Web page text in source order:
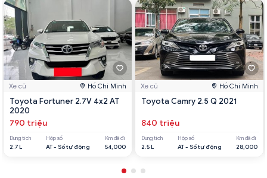
Xe cũ Hồ Chí Minh
Toyota Fortuner 2.7V 4x2 AT
2020
790 triệu
Dung tích
2.7 L
Hộp số
AT - Số tự động
Km đã đi
54,000
Xe cũ Hồ Chí Minh
Toyota Camry 2.5 Q 2021
840 triệu
Dung tích
2.5 L
Hộp số
AT - Số tự động
Km đã đi
28,000